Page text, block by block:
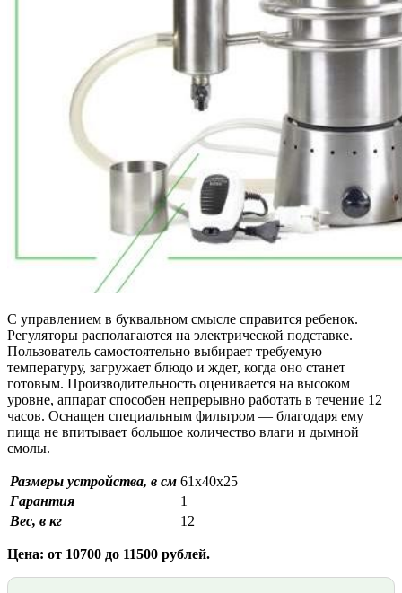
С управлением в буквальном смысле справится ребенок.
Регуляторы располагаются на электрической подставке.
Пользователь самостоятельно выбирает требуемую
температуру, загружает блюдо и ждет, когда оно станет
готовым. Производительность оценивается на высоком
уровне, аппарат способен непрерывно работать в течение 12
часов. Оснащен специальным фильтром — благодаря ему
пища не впитывает большое количество влаги и дымной
смолы.
Размеры устройства, в см 61х40х25
Гарантия
1
Вес, в кг
12
Цена: от 10700 до 11500 рублей.